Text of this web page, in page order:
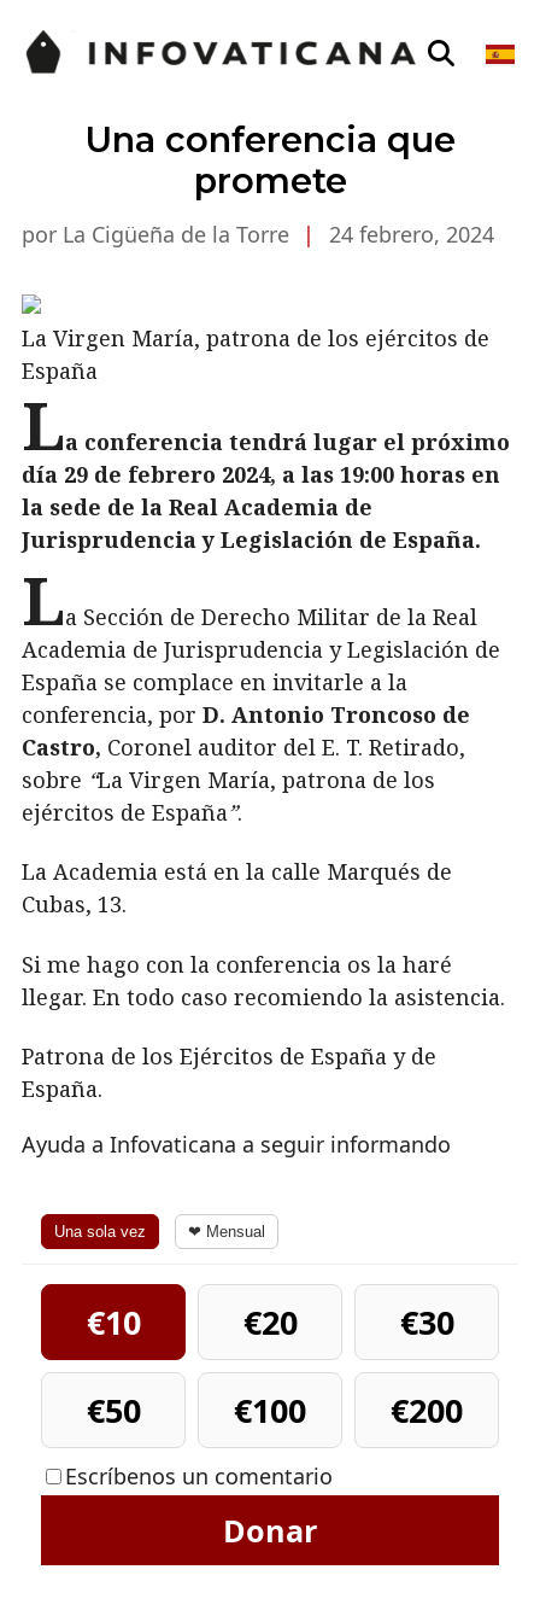
Una conferencia que
promete
por La Cigüeña de la Torre | 24 febrero, 2024
La Virgen María, patrona de los ejércitos de
España
La conferencia tendrá lugar el próximo
día 29 de febrero 2024, a las 19:00 horas en
la sede de la Real Academia de
Jurisprudencia y Legislación de España.
La Sección de Derecho Militar de la Real
Academia de Jurisprudencia y Legislación de
España se complace en invitarle a la
conferencia, por D. Antonio Troncoso de
Castro, Coronel auditor del E. T. Retirado,
sobre “La Virgen María, patrona de los
ejércitos de España”.
La Academia está en la calle Marqués de
Cubas, 13.
Si me hago con la conferencia os la haré
llegar. En todo caso recomiendo la asistencia.
Patrona de los Ejércitos de España y de
España.
Ayuda a Infovaticana a seguir informando
Una sola vez ❤ Mensual
€10 €20
€30
€50
€100 €200
Escríbenos un comentario
Donar